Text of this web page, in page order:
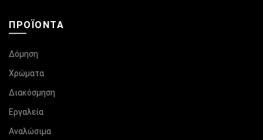
ΠΡΟΪΌΝΤΑ
Δόμηση
Χρώματα
Διακόσμηση
Εργαλεία
Αναλώσιμα